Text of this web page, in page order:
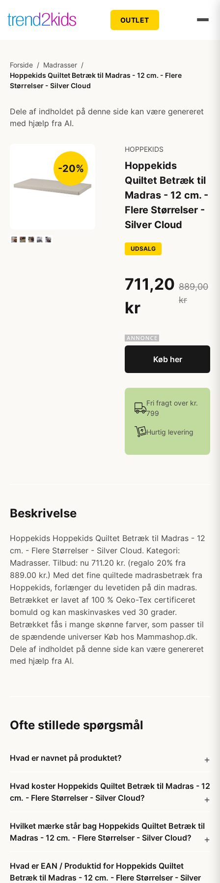
OUTLET
Forside / Madrasser /
Hoppekids Quiltet Betræk til Madras - 12 cm. - Flere
Størrelser - Silver Cloud
Dele af indholdet på denne side kan være genereret
med hjælp fra AI.
-20%
HOPPEKIDS
Hoppekids
Quiltet Betræk til
Madras - 12 cm. -
Flere Størrelser -
Silver Cloud
UDSALG
711,20
kr
889,00
kr
Køb her
Fri fragt over kr.
799
Hurtig levering
Beskrivelse
Hoppekids Hoppekids Quiltet Betræk til Madras - 12
cm. - Flere Størrelser - Silver Cloud. Kategori:
Madrasser. Tilbud: nu 711.20 kr. (regalo 20% fra
889.00 kr.) Med det fine quiltede madrasbetræk fra
Hoppekids, forlænger du levetiden på din madras.
Betrækket er lavet af 100 % Oeko-Tex certificeret
bomuld og kan maskinvaskes ved 30 grader.
Betrækket fås i mange skønne farver, som passer til
de spændende universer Køb hos Mammashop.dk.
Dele af indholdet på denne side kan være genereret
med hjælp fra AI.
Ofte stillede spørgsmål
Hvad er navnet på produktet?
Hvad koster Hoppekids Quiltet Betræk til Madras - 12
cm. - Flere Størrelser - Silver Cloud?
Hvilket mærke står bag Hoppekids Quiltet Betræk til
Madras - 12 cm. - Flere Størrelser - Silver Cloud?
Hvad er EAN / Produktid for Hoppekids Quiltet
Betræk til Madras - 12 cm. - Flere Størrelser - Silver